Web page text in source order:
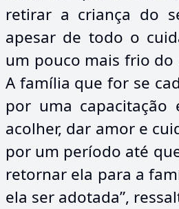
retirar a criança do
apesar de todo o
um pouco mais frio
A família que for se
por uma capacitação
acolher, dar amor e
por um período até
retornar ela para a
ela ser adotada”,